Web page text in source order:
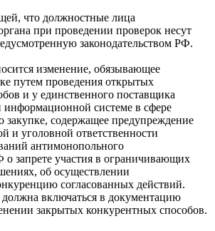
что должностные лица
при проведении проверок несут
законодательством РФ.
изменение, обязывающее
путем проведения открытых
и у единственного поставщика
информационной системе в сфере
закупке, содержащее предупреждение
и уголовной ответственности
антимонопольного
о запрете участия в ограничивающих
об осуществлении
согласованных действий.
включаться в документацию
закрытых конкурентных способов.